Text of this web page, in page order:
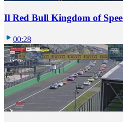
Il Red Bull Kingdom of
00:28